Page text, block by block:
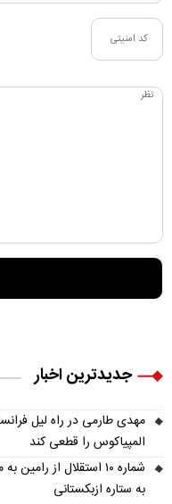
جدیدترین اخبار
مهدی طارمی در راه لیل
المپیاکوس را قطعی کند
شماره ۱۰ استقلال از
به ستاره ازبکستانی